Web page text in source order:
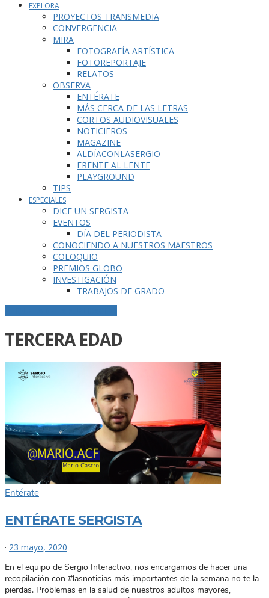
EXPLORA
PROYECTOS TRANSMEDIA
CONVERGENCIA
MIRA
FOTOGRAFÍA ARTÍSTICA
FOTOREPORTAJE
RELATOS
OBSERVA
ENTÉRATE
MÁS CERCA DE LAS LETRAS
CORTOS AUDIOVISUALES
NOTICIEROS
MAGAZINE
ALDÍACONLASERGIO
FRENTE AL LENTE
PLAYGROUND
TIPS
ESPECIALES
DICE UN SERGISTA
EVENTOS
DÍA DEL PERIODISTA
CONOCIENDO A NUESTROS MAESTROS
COLOQUIO
PREMIOS GLOBO
INVESTIGACIÓN
TRABAJOS DE GRADO
TERCERA EDAD
Entérate
ENTÉRATE SERGISTA
· 23 mayo, 2020
En el equipo de Sergio Interactivo, nos encargamos de hacer una
recopilación con #lasnoticias más importantes de la semana no te la
pierdas. Problemas en la salud de nuestros adultos mayores,